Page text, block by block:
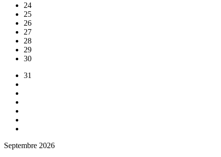
24
25
26
27
28
29
30
31
Septembre 2026